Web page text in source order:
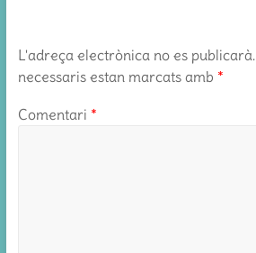
L'adreça electrònica no es publicarà.
necessaris estan marcats amb *
Comentari *